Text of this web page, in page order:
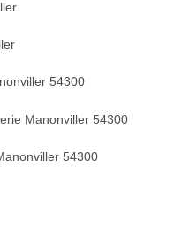
54300
Manonviller 54300
54300